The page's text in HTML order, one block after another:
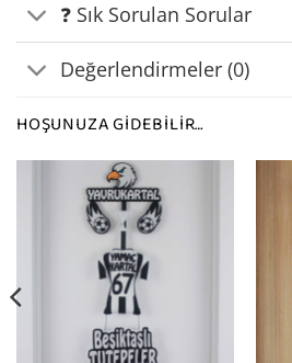
❓ Sık Sorulan Sorular
Değerlendirmeler (0)
HOŞUNUZA GIDEBILIR…